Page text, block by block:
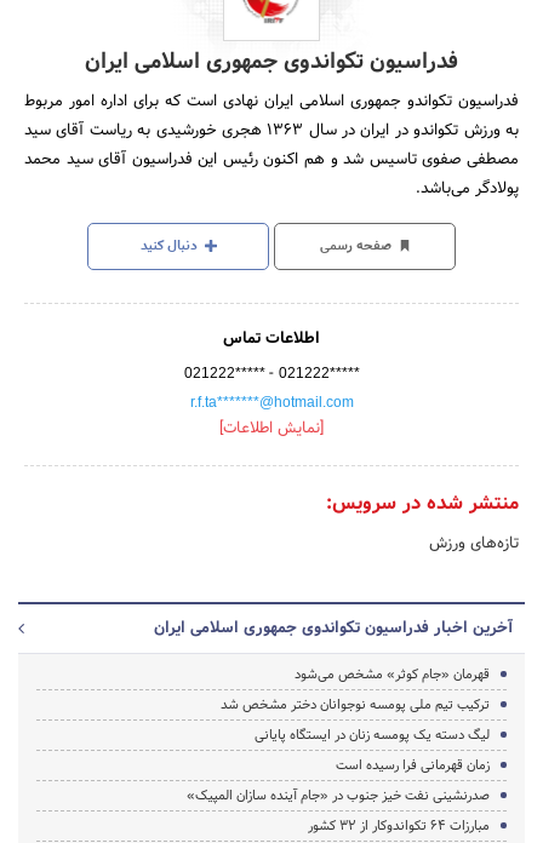
فدراسیون تکواندوی جمهوری اسلامی ایران
فدراسیون تکواندو جمهوری اسلامی ایران نهادی است که برای اداره امور مربوط
به ورزش تکواندو در ایران در سال 1363 هجری خورشیدی به ریاست آقای سید
مصطفی صفوی تاسیس شد و هم اکنون رئیس این فدراسیون آقای سید محمد
پولادگر می‌باشد.
صفحه رسمی دنبال کنید
اطلاعات تماس
021222***** - 021222*****
r.f.ta*******@hotmail.com
[نمایش اطلاعات]
منتشر شده در سرویس:
تازه‌های ورزش
آخرین اخبار فدراسیون تکواندوی جمهوری اسلامی ایران
قهرمان «جام کوثر» مشخص می‌شود
ترکیب تیم ملی پومسه نوجوانان دختر مشخص شد
لیگ دسته یک پومسه زنان در ایستگاه پایانی
زمان قهرمانی فرا رسیده است
صدرنشینی نفت خیز جنوب در «جام آینده سازان المپیک»
مبارزات 64 تکواندوکار از 32 کشور